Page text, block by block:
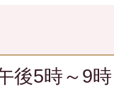
後5時～9